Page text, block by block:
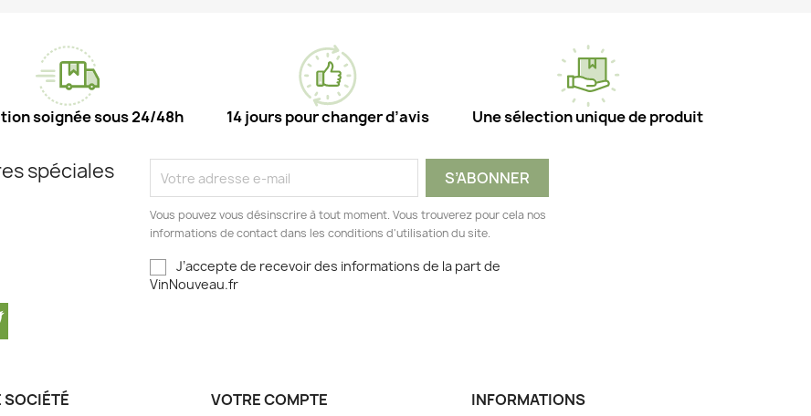
soignée sous 24/48h 14 jours pour changer d’avis Une sélection unique de produit
spéciales
Vous pouvez vous désinscrire à tout moment. Vous trouverez pour cela nos
informations de contact dans les conditions d'utilisation du site.
J’accepte de recevoir des informations de la part de
VinNouveau.fr
SOCIÉTÉ VOTRE COMPTE INFORMATIONS